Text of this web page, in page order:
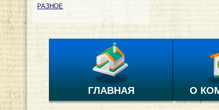
РАЗНОЕ
ГЛАВНАЯ О